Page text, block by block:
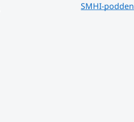
SMHI-podden